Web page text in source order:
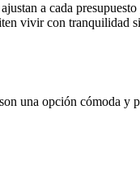
a cada
vivir con tranquilidad
una opción cómoda